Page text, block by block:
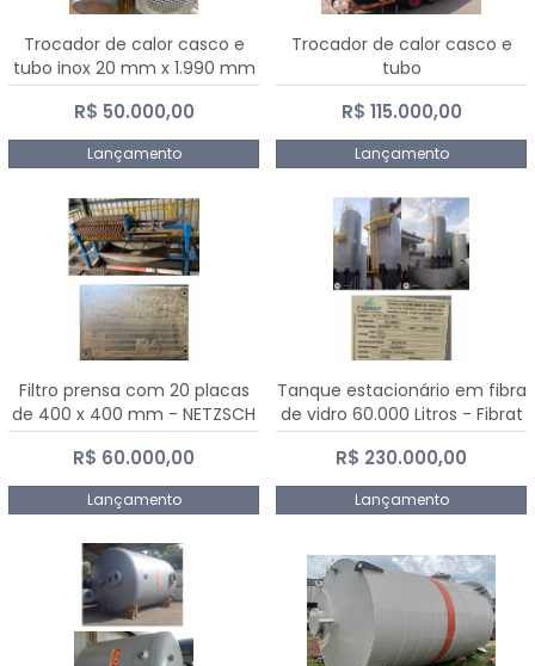
Trocador de calor casco e
tubo inox 20 mm x 1.990 mm
R$ 50.000,00
Lançamento
Trocador de calor casco e
tubo
R$ 115.000,00
Lançamento
Filtro prensa com 20 placas
de 400 x 400 mm - NETZSCH
R$ 60.000,00
Lançamento
Tanque estacionário em fibra
de vidro 60.000 Litros - Fibrat
R$ 230.000,00
Lançamento